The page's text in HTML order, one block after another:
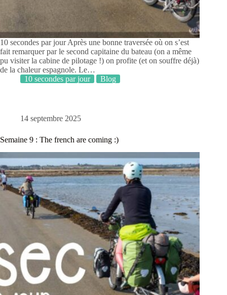
10 secondes par jour Après une bonne traversée où on s’est
fait remarquer par le second capitaine du bateau (on a même
pu visiter la cabine de pilotage !) on profite (et on souffre déjà)
de la chaleur espagnole. Le…
10 secondes par jour
Blog
14 septembre 2025
Semaine 9 : The french are coming :)